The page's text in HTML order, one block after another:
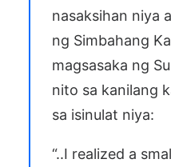
nasaksihan niya
ng Simbahang
magsasaka ng
nito sa kanilang
sa isinulat niya:
“..I realized a